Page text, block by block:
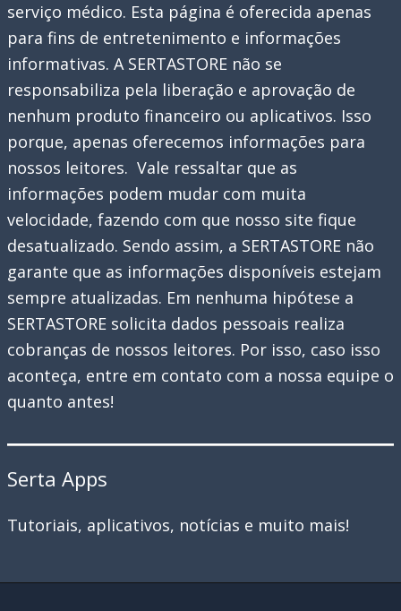
Celular
serviço médico. Esta página é oferecida apenas
para fins de entretenimento e informações
informativas. A SERTASTORE não se
responsabiliza pela liberação e aprovação de
nenhum produto financeiro ou aplicativos. Isso
porque, apenas oferecemos informações para
nossos leitores. Vale ressaltar que as
informações podem mudar com muita
velocidade, fazendo com que nosso site fique
desatualizado. Sendo assim, a SERTASTORE não
garante que as informações disponíveis estejam
sempre atualizadas. Em nenhuma hipótese a
SERTASTORE solicita dados pessoais realiza
cobranças de nossos leitores. Por isso, caso isso
aconteça, entre em contato com a nossa equipe o
quanto antes!
Serta Apps
Tutoriais, aplicativos, notícias e muito mais!